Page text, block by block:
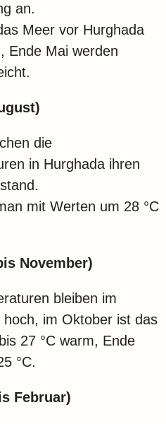
an.
Meer vor Hurghada
Ende Mai werden
die
in Hurghada ihren
mit Werten um 28 °C
November)
bleiben im
hoch, im Oktober ist das
27 °C warm, Ende
°C.
Februar)